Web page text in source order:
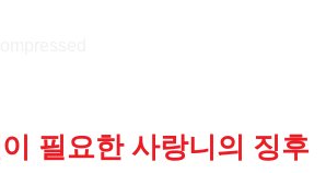
필요한 사랑니의 징후